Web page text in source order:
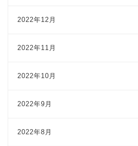
2022年12月
2022年11月
2022年10月
2022年9月
2022年8月